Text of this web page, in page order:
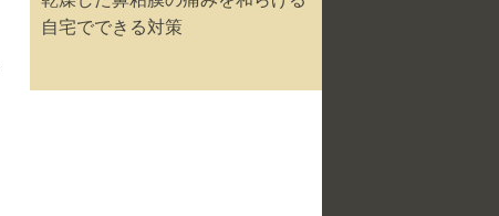
自宅でできる対策